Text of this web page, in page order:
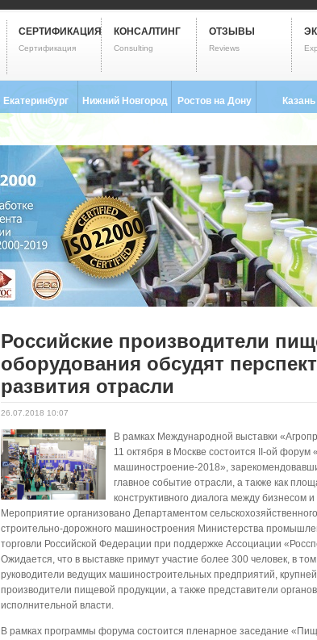
СЕРТИФИКАЦИЯ
Сертификация
КОНСАЛТИНГ
Consulting
ОТЗЫВЫ
Reviews
Екатеринбург
8 (343) 237-2593
Нижний Новгород Ростов на Дону Казань
Российские производители
оборудования обсудят
развития отрасли
26.07.2018 10:07
В рамках Международной выставки
11 октября в Москве состоится II-ой форум
машиностроение-2018»,
главное событие отрасли, а также как
конструктивного диалога между бизнесом
Мероприятие организовано Департаментом
строительно-дорожного машиностроения Министерства
торговли Российской Федерации при поддержке Ассоциации
Ожидается, что в выставке примут участие более 300 человек, в
руководители ведущих машиностроительных предприятий,
производители пищевой продукции, а также представители органов
исполнительной власти.
В рамках программы форума состоится пленарное заседание